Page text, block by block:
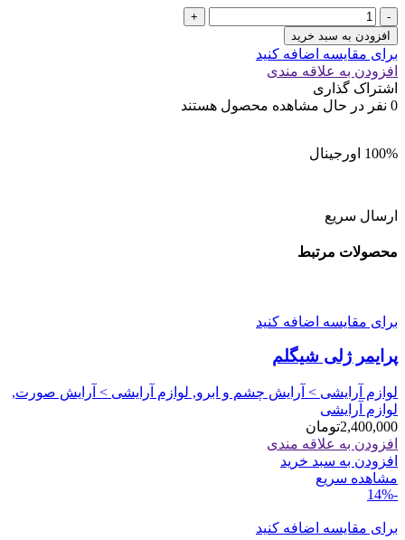
بود.
ریمل
حجم
دهنده
بلند
کننده
مژه
اکسترا
عدد
افزودن به سبد خرید
برای مقایسه اضافه کنید
افزودن به علاقه مندی
اشتراک گذاری
0 نفر در حال مشاهده محصول هستند
100% اورجینال
ارسال سریع
محصولات مرتبط
برای مقایسه اضافه کنید
پرایمر ژلی شیگلم
لوازم آرایشی > آرایش چشم و ابرو, لوازم آرایشی > آرایش صورت,
لوازم آرایشی
2,400,000تومان
افزودن به علاقه مندی
افزودن به سبد خرید
مشاهده سریع
-14%
برای مقایسه اضافه کنید